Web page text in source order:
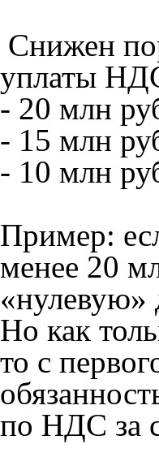
Снижен
уплаты
- 20 млн
- 15 млн
- 10 млн
Пример:
менее 20
Но как
то с
по НДС за